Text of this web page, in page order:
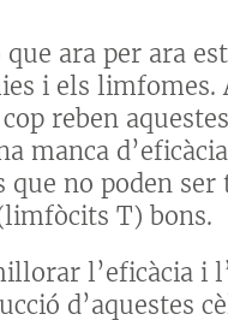
ara per ara
i els
reben
manca
no poden ser
T) bons.
l’eficàcia i
d’aquestes